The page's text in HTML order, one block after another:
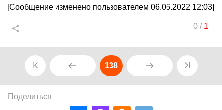
[Сообщение изменено пользователем 06.06.2022 12:03]
0/ 1
138
Поделиться